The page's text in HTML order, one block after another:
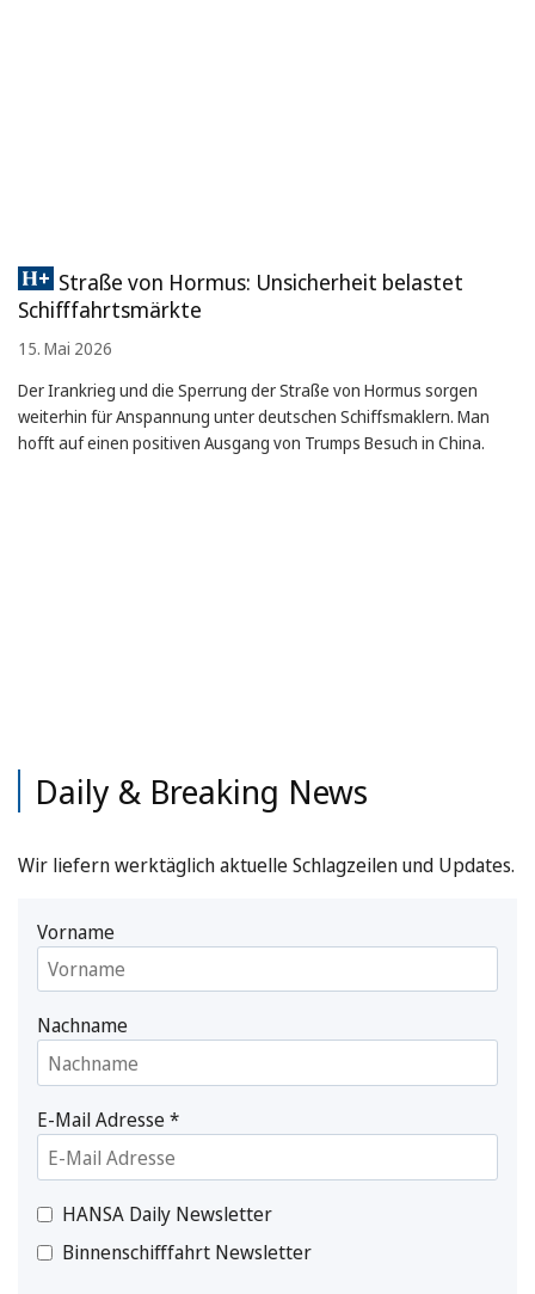
Straße von Hormus: Unsicherheit belastet
Schifffahrtsmärkte
15. Mai 2026
Der Irankrieg und die Sperrung der Straße von Hormus sorgen
weiterhin für Anspannung unter deutschen Schiffsmaklern. Man
hofft auf einen positiven Ausgang von Trumps Besuch in China.
Daily & Breaking News
Wir liefern werktäglich aktuelle Schlagzeilen und Updates.
Vorname
Nachname
E-Mail Adresse*
HANSA Daily Newsletter
Binnenschifffahrt Newsletter